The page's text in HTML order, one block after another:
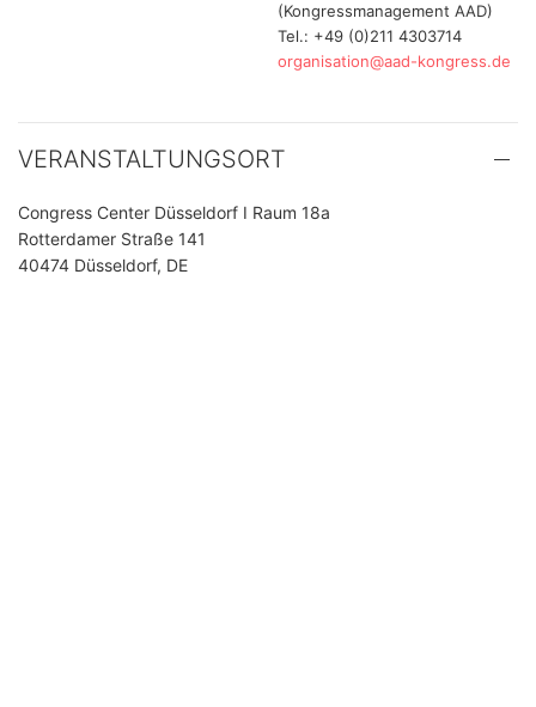
(Kongressmanagement AAD)
Tel.: +49 (0)211 4303714
organisation@aad-kongress.de
VERANSTALTUNGSORT
Congress Center Düsseldorf I Raum 18a
Rotterdamer Straße 141
40474 Düsseldorf, DE